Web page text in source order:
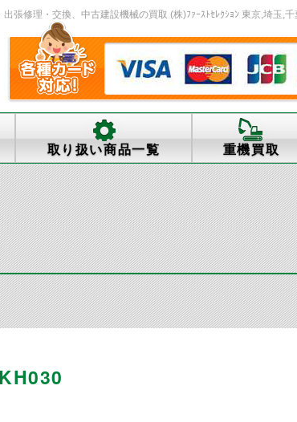
張修理・交換、中古建設機械の買取 (株)ﾌｧｰｽﾄｾﾚｸｼｮﾝ 東京,埼玉,
取り扱い商品一覧 重機買取